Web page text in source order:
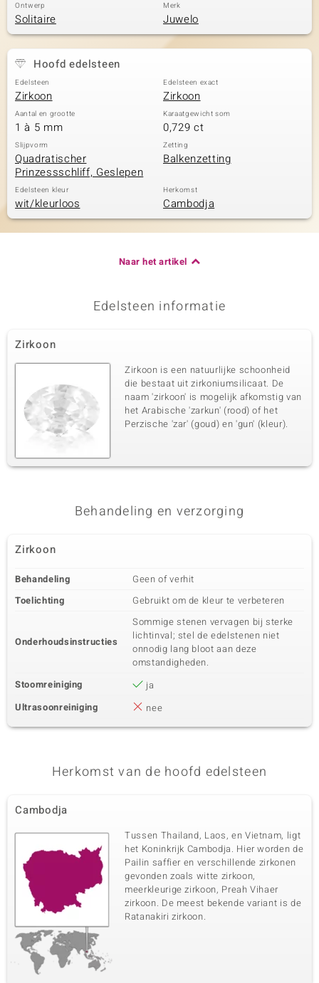
Ontwerp
Solitaire
Merk
Juwelo
Hoofd edelsteen
Edelsteen
Zirkoon
Edelsteen exact
Zirkoon
Aantal en grootte
1 à 5 mm
Karaatgewicht som
0,729 ct
Slijpvorm
Quadratischer
Prinzessschliff, Geslepen
Zetting
Balkenzetting
Edelsteen kleur
wit/kleurloos
Herkomst
Cambodja
Naar het artikel
Edelsteen informatie
Zirkoon
Zirkoon is een natuurlijke schoonheid
die bestaat uit zirkoniumsilicaat. De
naam 'zirkoon' is mogelijk afkomstig van
het Arabische 'zarkun' (rood) of het
Perzische 'zar' (goud) en 'gun' (kleur).
Behandeling en verzorging
Zirkoon
Behandeling
Geen of verhit
Toelichting
Gebruikt om de kleur te verbeteren
Onderhoudsinstructies
Sommige stenen vervagen bij sterke
lichtinval; stel de edelstenen niet
onnodig lang bloot aan deze
omstandigheden.
Stoomreiniging
ja
Ultrasoonreiniging
nee
Herkomst van de hoofd edelsteen
Cambodja
Tussen Thailand, Laos, en Vietnam, ligt
het Koninkrijk Cambodja. Hier worden de
Pailin saffier en verschillende zirkonen
gevonden zoals witte zirkoon,
meerkleurige zirkoon, Preah Vihaer
zirkoon. De meest bekende variant is de
Ratanakiri zirkoon.